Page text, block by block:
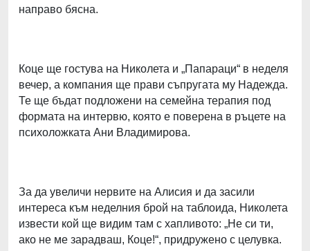
направо бясна.
Коце ще гостува на Николета и „Папараци“ в неделя
вечер, а компания ще прави съпругата му Надежда.
Те ще бъдат подложени на семейна терапия под
формата на интервю, която е поверена в ръцете на
психоложката Ани Владимирова.
За да увеличи нервите на Алисия и да засили
интереса към неделния брой на таблоида, Николета
извести кой ще видим там с хапливото: „Не си ти,
ако не ме зарадваш, Коце!“, придружено с целувка.